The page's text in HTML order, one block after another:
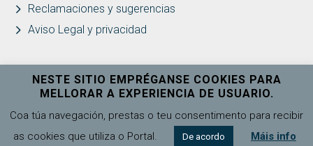
Reclamaciones y sugerencias
Aviso Legal y privacidad
NESTE SITIO EMPRÉGANSE COOKIES PARA
MELLORAR A EXPERIENCIA DE USUARIO.
Coa túa navegación, prestas o teu consentimento para recibir
as cookies que utiliza o Portal.
De acordo Máis info